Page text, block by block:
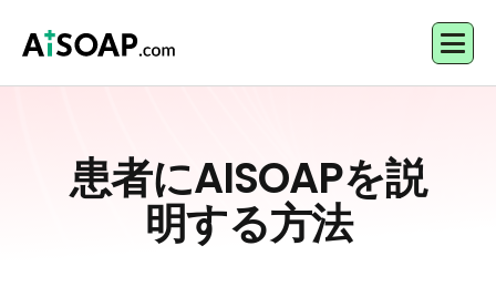
患者にAISOAPを説
明する方法